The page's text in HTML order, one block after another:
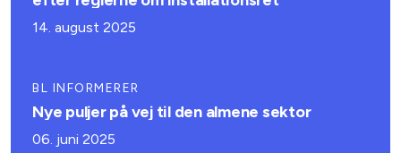
14. august 2025
BL INFORMERER
Nye puljer på vej til den almene sektor
06. juni 2025